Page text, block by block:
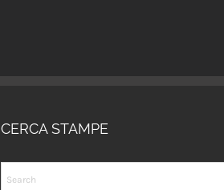
CERCA STAMPE